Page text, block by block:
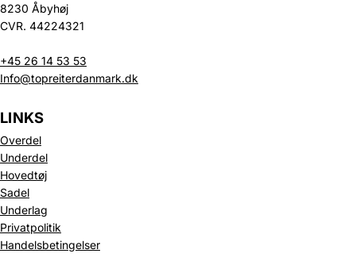
8230 Åbyhøj
CVR. 44224321
+45 26 14 53 53
Info@topreiterdanmark.dk
LINKS
Overdel
Underdel
Hovedtøj
Sadel
Underlag
Privatpolitik
Handelsbetingelser
Politik om beskyttelse af persondata
Refusionspolitik